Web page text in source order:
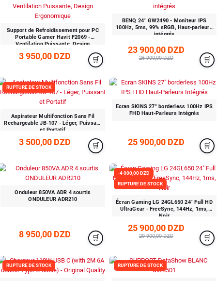
Support de Refroidissement pour PC
Portable Gamer Havit F2069 -
Ventilation Puissante, Design
3 950,00 DZD
BENQ 24″ GW2490 - Moniteur IPS
100Hz, 5ms, 99% sRGB, Haut-parleurs
intégrés
23 900,00 DZD
26 900,00 DZD
RUPTURE DE STOCK
Aspirateur Multifonction Sans Fil
Rechargeable JB-107 - Léger, Puissant
et Portatif
3 500,00 DZD
Ecran SKINS 27" borderless 100Hz IPS
FHD Haut-Parleurs Intégrés
25 900,00 DZD
Onduleur 850VA ADR 4 sourtis
ONDULEUR ADR210
8 950,00 DZD
-4 000,00 DZD
RUPTURE DE STOCK
Écran Gaming LG 24GL650 24" Full HD
UltraGear - FreeSync, 144Hz, 1ms,
Noir
25 900,00 DZD
29 900,00 DZD
RUPTURE DE STOCK RUPTURE DE STOCK